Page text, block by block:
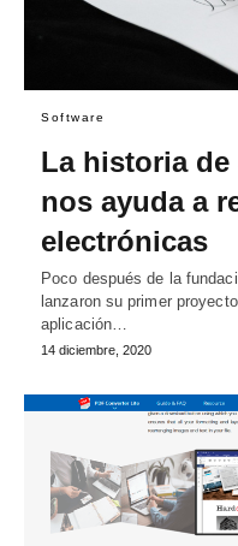
Software
La historia
nos ayuda a
electrónicas
Poco después de la
lanzaron su primer
aplicación…
14 diciembre, 2020